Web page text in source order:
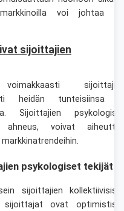
voi johtaa
sijoittajien
heidän tunteisiinsa
Sijoittajien
voivat
psykologiset tekijät
sijoittajien
sijoittajat ovat